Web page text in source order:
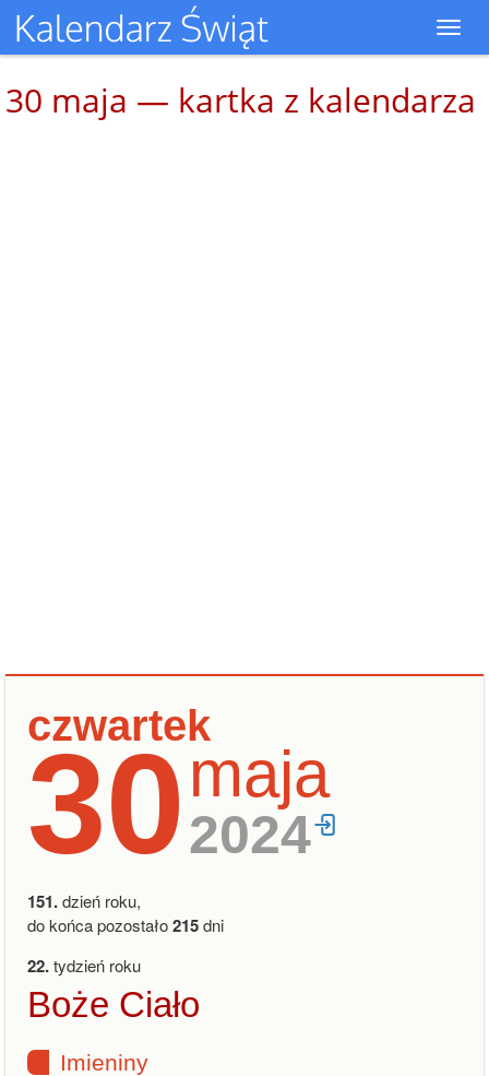
30 maja — kartka z kalendarza
czwartek
30maja
2024
151.dzień roku,
do końca pozostało215dni
22.tydzień roku
Boże Ciało
Imieniny